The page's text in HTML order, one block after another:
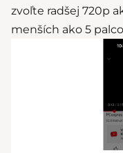
zvoľte radšej 720p
menších ako 5